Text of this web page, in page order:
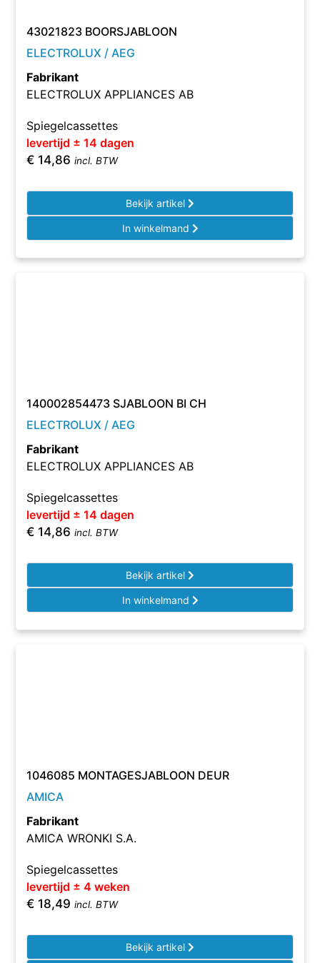
43021823 BOORSJABLOON
ELECTROLUX / AEG
Fabrikant
ELECTROLUX APPLIANCES AB
Spiegelcassettes
levertijd ± 14 dagen
€ 14,86 incl. BTW
Bekijk artikel
In winkelmand
140002854473 SJABLOON BI CH
ELECTROLUX / AEG
Fabrikant
ELECTROLUX APPLIANCES AB
Spiegelcassettes
levertijd ± 14 dagen
€ 14,86 incl. BTW
Bekijk artikel
In winkelmand
1046085 MONTAGESJABLOON DEUR
AMICA
Fabrikant
AMICA WRONKI S.A.
Spiegelcassettes
levertijd ± 4 weken
€ 18,49 incl. BTW
Bekijk artikel